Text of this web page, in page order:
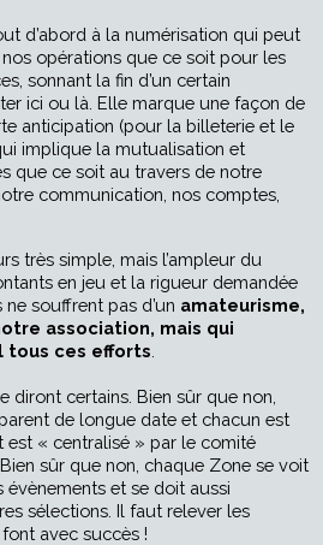
d’abord à la numérisation qui peut
opérations que ce soit pour les
sonnant la fin d’un certain
ici ou là. Elle marque une façon de
anticipation (pour la billeterie et le
implique la mutualisation et
que ce soit au travers de notre
communication, nos comptes,
très simple, mais l’ampleur du
en jeu et la rigueur demandée
souffrent pas d’un amateurisme,
association, mais qui
tous ces efforts
diront certains. Bien sûr que non,
de longue date et chacun est
est « centralisé » par le comité
sûr que non, chaque Zone se voit
et se doit aussi
sélections. Il faut relever les
avec succès !